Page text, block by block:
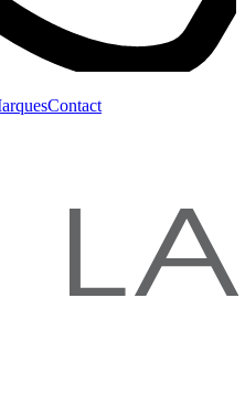
Contact